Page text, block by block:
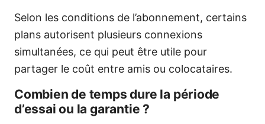
Selon les conditions de l’abonnement, certains
plans autorisent plusieurs connexions
simultanées, ce qui peut être utile pour
partager le coût entre amis ou colocataires.
Combien de temps dure la période
d’essai ou la garantie ?